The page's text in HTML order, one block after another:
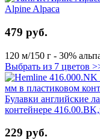
Alpine Alpaca
479 руб.
120 м/150 г - 30%
Выбрать из 7 цветов
Булавки английские
контейнере
229 руб.